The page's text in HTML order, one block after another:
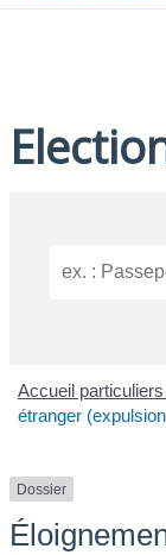
Accueil particuliers
étranger
Dossier